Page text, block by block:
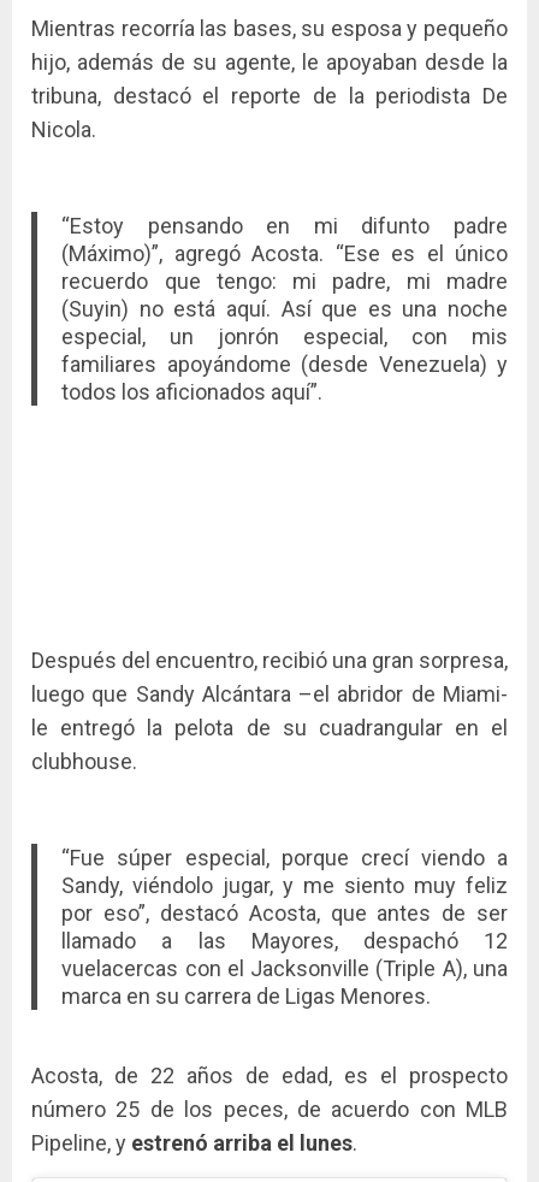
Mientras recorría las bases, su esposa y pequeño
hijo, además de su agente, le apoyaban desde la
tribuna, destacó el reporte de la periodista De
Nicola.
“Estoy pensando en mi difunto padre
(Máximo)”, agregó Acosta. “Ese es el único
recuerdo que tengo: mi padre, mi madre
(Suyin) no está aquí. Así que es una noche
especial, un jonrón especial, con mis
familiares apoyándome (desde Venezuela) y
todos los aficionados aquí”.
Después del encuentro, recibió una gran sorpresa,
luego que Sandy Alcántara –el abridor de Miami-
le entregó la pelota de su cuadrangular en el
clubhouse.
“Fue súper especial, porque crecí viendo a
Sandy, viéndolo jugar, y me siento muy feliz
por eso”, destacó Acosta, que antes de ser
llamado a las Mayores, despachó 12
vuelacercas con el Jacksonville (Triple A), una
marca en su carrera de Ligas Menores.
Acosta, de 22 años de edad, es el prospecto
número 25 de los peces, de acuerdo con MLB
Pipeline, y estrenó arriba el lunes.